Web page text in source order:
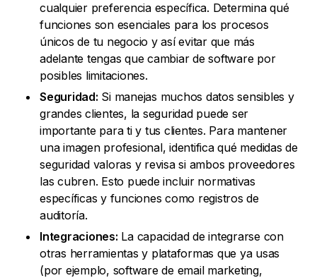
cualquier preferencia específica. Determina qué
funciones son esenciales para los procesos
únicos de tu negocio y así evitar que más
adelante tengas que cambiar de software por
posibles limitaciones.
Seguridad: Si manejas muchos datos sensibles y
grandes clientes, la seguridad puede ser
importante para ti y tus clientes. Para mantener
una imagen profesional, identifica qué medidas de
seguridad valoras y revisa si ambos proveedores
las cubren. Esto puede incluir normativas
específicas y funciones como registros de
auditoría.
Integraciones: La capacidad de integrarse con
otras herramientas y plataformas que ya usas
(por ejemplo, software de email marketing,